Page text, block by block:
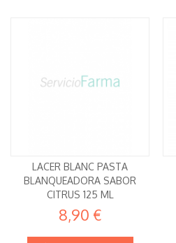
LACER BLANC PASTA
BLANQUEADORA SABOR
CITRUS 125 ML
8,90 €